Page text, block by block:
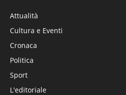
Attualità
Cultura e Eventi
Cronaca
Politica
Sport
L'editoriale